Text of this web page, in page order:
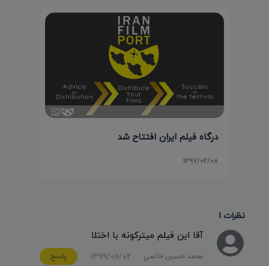
درگاه فیلم ایران افتتاح شد
۱۳۹۷/۰۲/۰۸
نظرات 1
آقا اين فيلم ميترکونه با اختلا
محمد حسين حاتمي ۱۳۹۹/۰۶/۰۲ پاسخ